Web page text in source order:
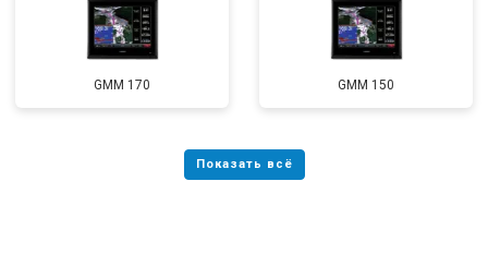
GMM 170 GMM 150